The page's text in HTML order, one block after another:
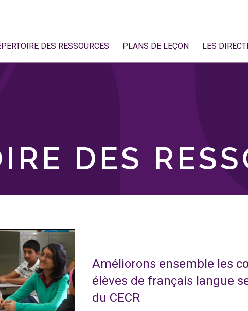
DES RESSOURCES PLANS DE LEÇON LES
DES
Améliorons ensemble les
élèves de français langue
du CECR